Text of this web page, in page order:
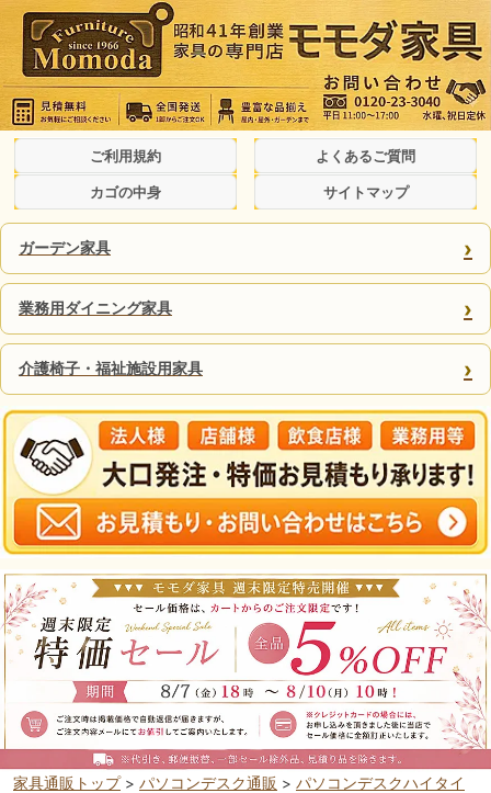
ご利用規約 よくあるご質問
カゴの中身 サイトマップ
ガーデン家具 ›
業務用ダイニング家具 ›
介護椅子・福祉施設用家具 ›
家具通販トップ> パソコンデスク通販 > パソコンデスクハイタイ